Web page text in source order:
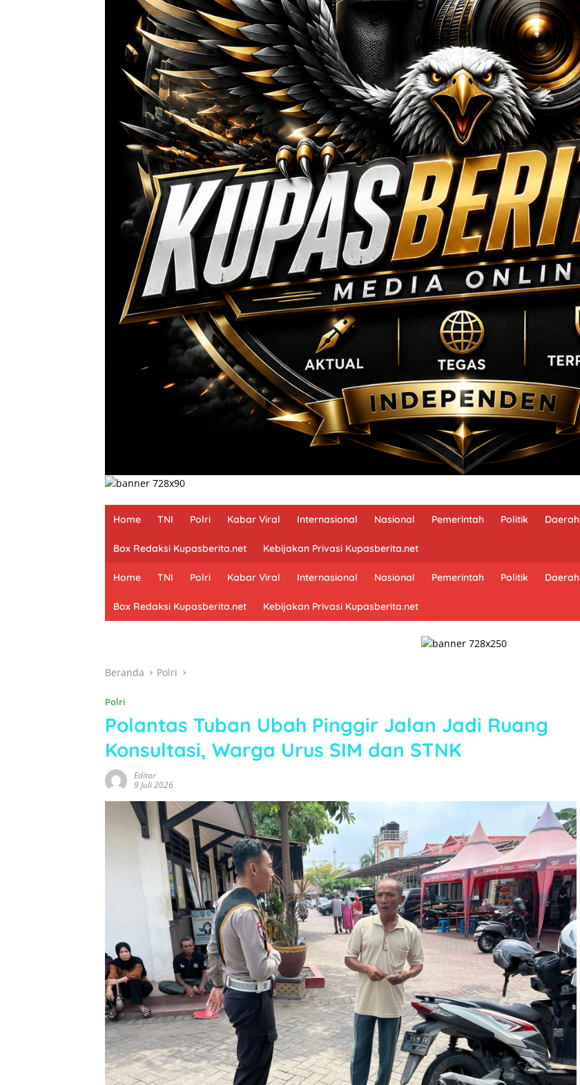
Home TNI Polri Kabar Viral Internasional Nasional Pemerintah Politik Daerah
Box Redaksi Kupasberita.net Kebijakan Privasi Kupasberita.net
Home TNI Polri Kabar Viral Internasional Nasional Pemerintah Politik Daerah
Box Redaksi Kupasberita.net Kebijakan Privasi Kupasberita.net
Beranda Polri
Polri
Polantas Tuban Ubah Pinggir Jalan Jadi Ruang
Konsultasi, Warga Urus SIM dan STNK
Editor
9 Juli 2026